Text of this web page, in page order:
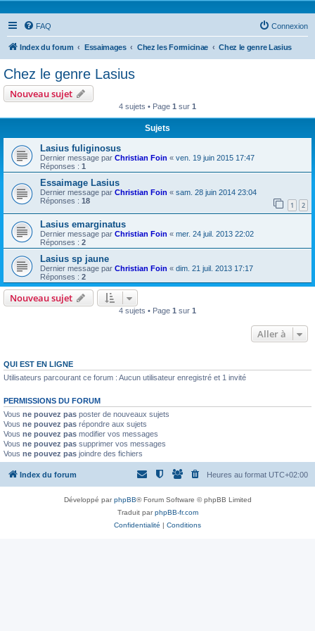
FAQ Connexion
Index du forum Essaimages Chez les Formicinae Chez le genre Lasius
Chez le genre Lasius
Nouveau sujet
4 sujets • Page 1 sur 1
Sujets
Lasius fuliginosus
Dernier message par Christian Foin « ven. 19 juin 2015 17:47
Réponses : 1
Essaimage Lasius
Dernier message par Christian Foin « sam. 28 juin 2014 23:04
Réponses : 18 1 2
Lasius emarginatus
Dernier message par Christian Foin « mer. 24 juil. 2013 22:02
Réponses : 2
Lasius sp jaune
Dernier message par Christian Foin « dim. 21 juil. 2013 17:17
Réponses : 2
Nouveau sujet
4 sujets • Page 1 sur 1
Aller à
QUI EST EN LIGNE
Utilisateurs parcourant ce forum : Aucun utilisateur enregistré et 1 invité
PERMISSIONS DU FORUM
Vous ne pouvez pas poster de nouveaux sujets
Vous ne pouvez pas répondre aux sujets
Vous ne pouvez pas modifier vos messages
Vous ne pouvez pas supprimer vos messages
Vous ne pouvez pas joindre des fichiers
Index du forum Heures au format UTC+02:00
Développé parphpBB® Forum Software © phpBB Limited
Traduit parphpBB-fr.com
Confidentialité | Conditions